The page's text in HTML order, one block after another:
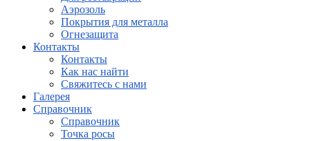
Аэрозоль
Покрытия для металла
Огнезащита
Контакты
Контакты
Как нас найти
Свяжитесь с нами
Галерея
Справочник
Справочник
Точка росы